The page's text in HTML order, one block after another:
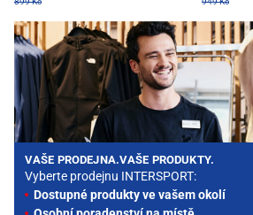
VAŠE PRODEJNA.VAŠE PRODUKTY.
Vyberte prodejnu INTERSPORT:
Dostupné produkty ve vašem okolí